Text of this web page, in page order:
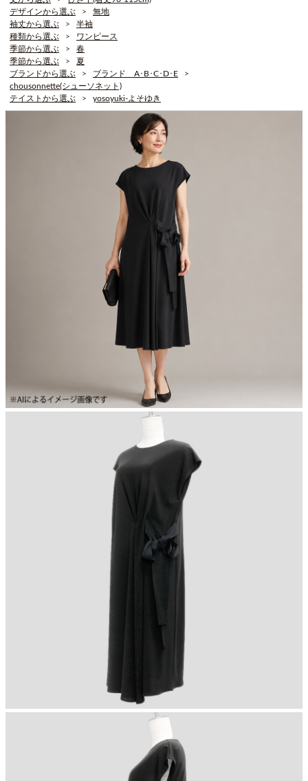
デザインから選ぶ
無地
袖丈から選ぶ
半袖
種類から選ぶ
ワンピース
季節から選ぶ
春
季節から選ぶ
夏
ブランドから選ぶ
ブランド A･B･C･D･E
chousonnette(シューソネット)
テイストから選ぶ
yosoyuki-よそゆき